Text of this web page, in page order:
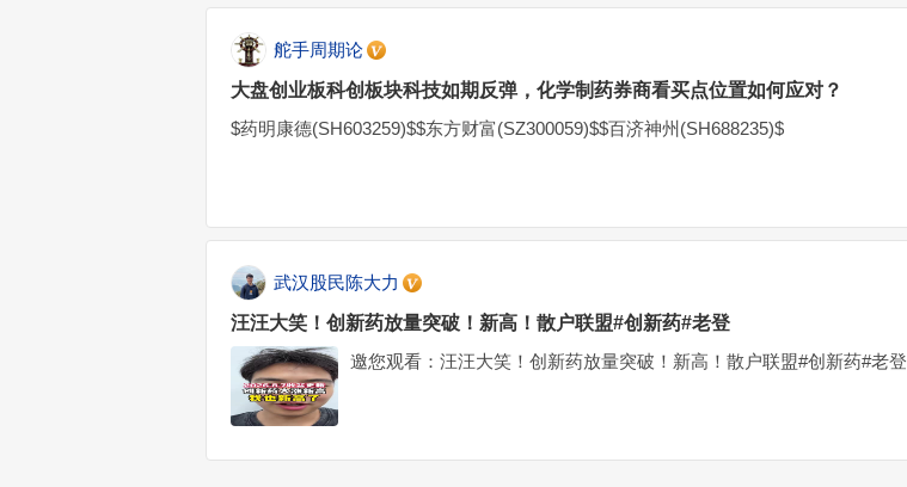
舵手周期论
大盘创业板科创板块科技如期反弹，化学制药券商看买点位置如何应对？
$药明康德(SH603259)$$东方财富(SZ300059)$$百济神州(SH688235)$
武汉股民陈大力
汪汪大笑！创新药放量突破！新高！散户联盟#创新药#老登
邀您观看：汪汪大笑！创新药放量突破！新高！散户联盟#创新药#老登